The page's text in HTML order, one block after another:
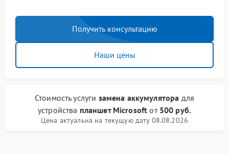
Получить консультацию
Наши цены
Стоимость услуги замена аккумулятора для
устройства планшет Microsoft от 500 руб.
Цена актуальна на текущую дату 08.08.2026